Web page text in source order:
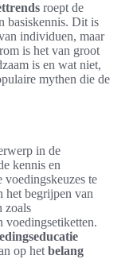
roept de
basiskennis. Dit is
individuen, maar
is het van groot
is en wat niet,
mythen die de
in de
kennis en
te
het begrijpen van
zoals
voedingsetiketten.
op het belang